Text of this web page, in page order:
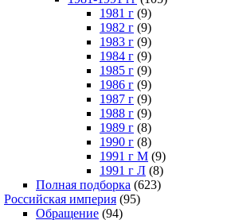
1981 г (9)
1982 г (9)
1983 г (9)
1984 г (9)
1985 г (9)
1986 г (9)
1987 г (9)
1988 г (9)
1989 г (8)
1990 г (8)
1991 г М (9)
1991 г Л (8)
Полная подборка (623)
Российская империя (95)
Обращение (94)